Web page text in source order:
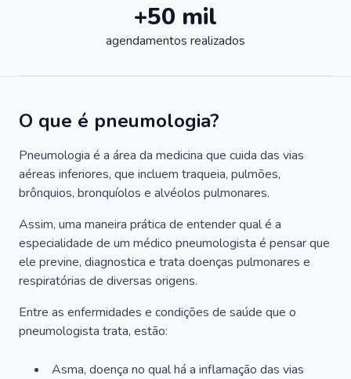
+50 mil
agendamentos realizados
O que é pneumologia?
Pneumologia é a área da medicina que cuida das vias
aéreas inferiores, que incluem traqueia, pulmões,
brônquios, bronquíolos e alvéolos pulmonares.
Assim, uma maneira prática de entender qual é a
especialidade de um médico pneumologista é pensar que
ele previne, diagnostica e trata doenças pulmonares e
respiratórias de diversas origens.
Entre as enfermidades e condições de saúde que o
pneumologista trata, estão:
Asma, doença no qual há a inflamação das vias